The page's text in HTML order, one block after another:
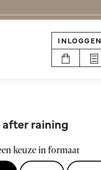
INLOGGEN
raining
keuze in formaat